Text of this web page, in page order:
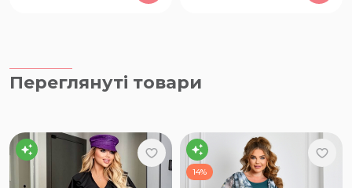
Переглянуті товари
14%